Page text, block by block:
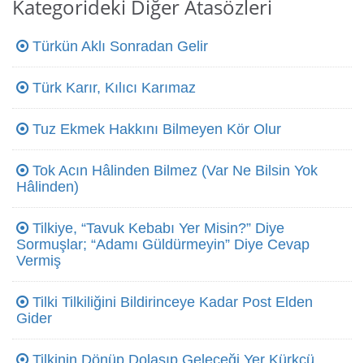
Kategorideki Diğer Atasözleri
Türkün Aklı Sonradan Gelir
Türk Karır, Kılıcı Karımaz
Tuz Ekmek Hakkını Bilmeyen Kör Olur
Tok Acın Hâlinden Bilmez (Var Ne Bilsin Yok
Hâlinden)
Tilkiye, “Tavuk Kebabı Yer Misin?” Diye
Sormuşlar; “Adamı Güldürmeyin” Diye Cevap
Vermiş
Tilki Tilkiliğini Bildirinceye Kadar Post Elden
Gider
Tilkinin Dönüp Dolaşıp Geleceği Yer Kürkçü